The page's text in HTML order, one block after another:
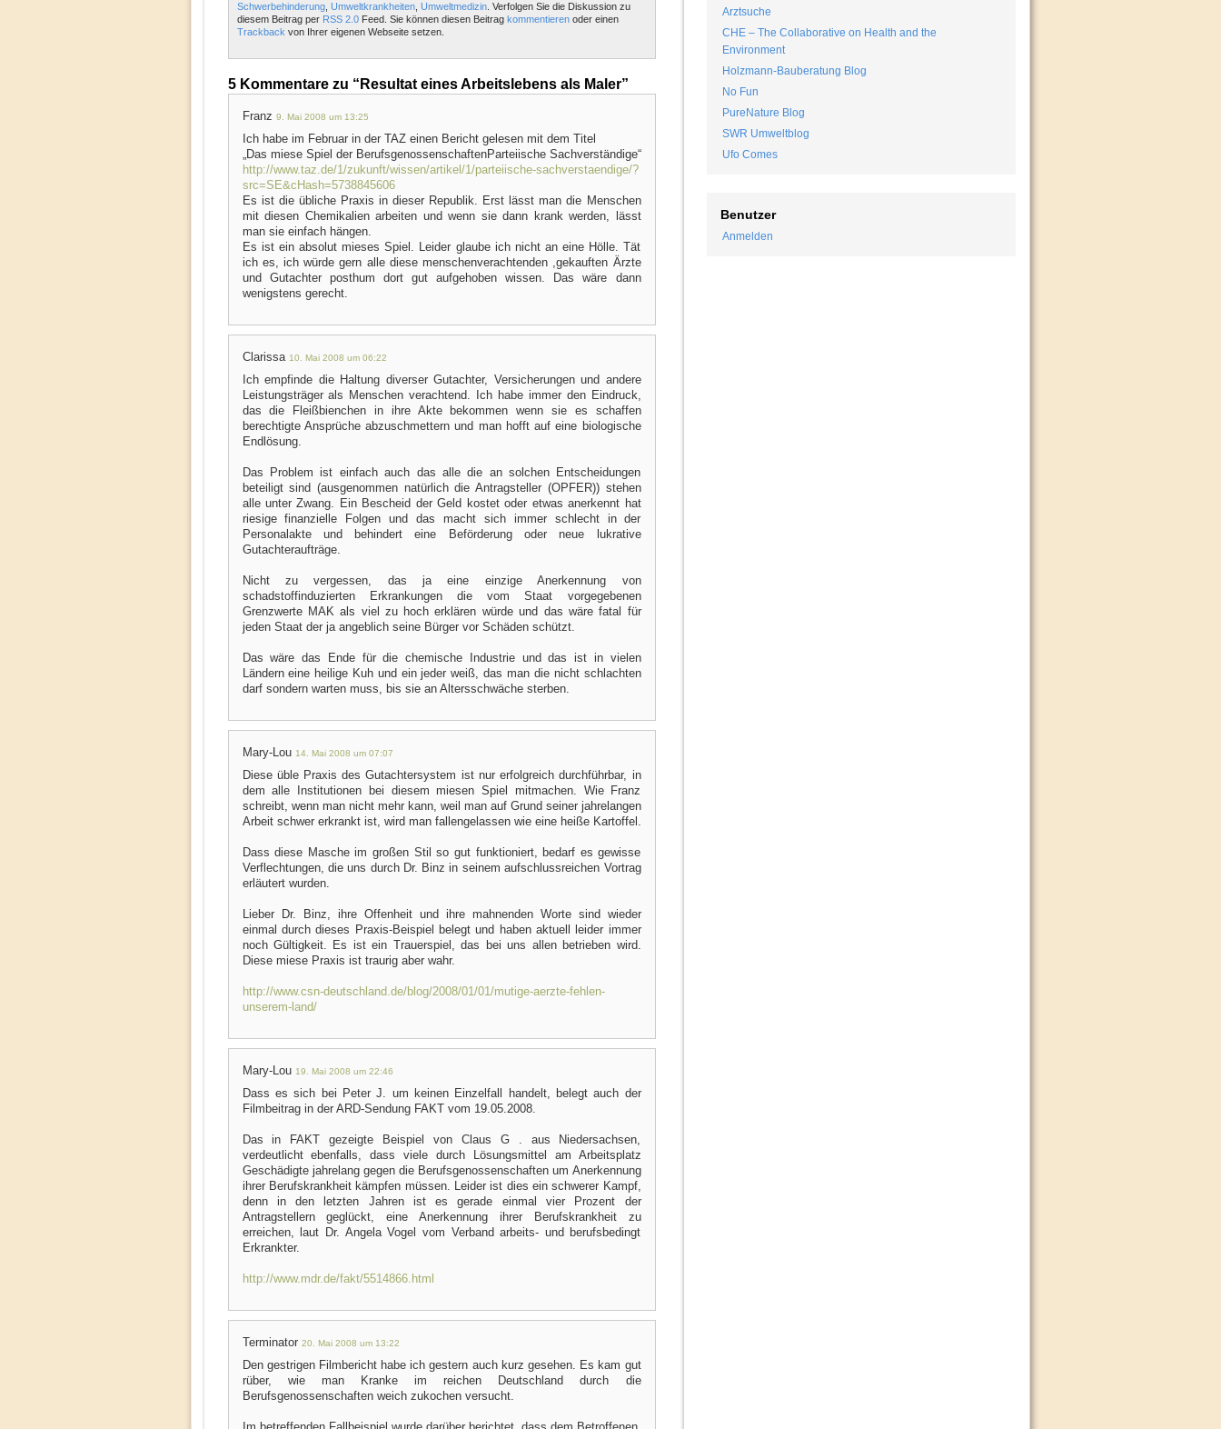
Schwerbehinderung, Umweltkrankheiten, Umweltmedizin. Verfolgen Sie die Diskussion zu
diesem Beitrag per RSS 2.0Feed. Sie können diesen Beitrag kommentierenoder einen
Trackback von Ihrer eigenen Webseite setzen.
5 Kommentare zu “Resultat eines Arbeitslebens als Maler”
Franz 9. Mai 2008 um 13:25
Ich habe im Februar in der TAZ einen Bericht gelesen mit dem Titel
„Das miese Spiel der BerufsgenossenschaftenParteiische Sachverständige“
http://www.taz.de/1/zukunft/wissen/artikel/1/parteiische-sachverstaendige/?
src=SE&cHash=5738845606
Es ist die übliche Praxis in dieser Republik. Erst lässt man die Menschen
mit diesen Chemikalien arbeiten und wenn sie dann krank werden, lässt
man sie einfach hängen.
Es ist ein absolut mieses Spiel. Leider glaube ich nicht an eine Hölle. Tät
ich es, ich würde gern alle diese menschenverachtenden ,gekauften Ärzte
und Gutachter posthum dort gut aufgehoben wissen. Das wäre dann
wenigstens gerecht.
Clarissa 10. Mai 2008 um 06:22
Ich empfinde die Haltung diverser Gutachter, Versicherungen und andere
Leistungsträger als Menschen verachtend. Ich habe immer den Eindruck,
das die Fleißbienchen in ihre Akte bekommen wenn sie es schaffen
berechtigte Ansprüche abzuschmettern und man hofft auf eine biologische
Endlösung.
Das Problem ist einfach auch das alle die an solchen Entscheidungen
beteiligt sind (ausgenommen natürlich die Antragsteller (OPFER)) stehen
alle unter Zwang. Ein Bescheid der Geld kostet oder etwas anerkennt hat
riesige finanzielle Folgen und das macht sich immer schlecht in der
Personalakte und behindert eine Beförderung oder neue lukrative
Gutachteraufträge.
Nicht zu vergessen, das ja eine einzige Anerkennung von
schadstoffinduzierten Erkrankungen die vom Staat vorgegebenen
Grenzwerte MAK als viel zu hoch erklären würde und das wäre fatal für
jeden Staat der ja angeblich seine Bürger vor Schäden schützt.
Das wäre das Ende für die chemische Industrie und das ist in vielen
Ländern eine heilige Kuh und ein jeder weiß, das man die nicht schlachten
darf sondern warten muss, bis sie an Altersschwäche sterben.
Mary-Lou 14. Mai 2008 um 07:07
Diese üble Praxis des Gutachtersystem ist nur erfolgreich durchführbar, in
dem alle Institutionen bei diesem miesen Spiel mitmachen. Wie Franz
schreibt, wenn man nicht mehr kann, weil man auf Grund seiner jahrelangen
Arbeit schwer erkrankt ist, wird man fallengelassen wie eine heiße Kartoffel.
Dass diese Masche im großen Stil so gut funktioniert, bedarf es gewisse
Verflechtungen, die uns durch Dr. Binz in seinem aufschlussreichen Vortrag
erläutert wurden.
Lieber Dr. Binz, ihre Offenheit und ihre mahnenden Worte sind wieder
einmal durch dieses Praxis-Beispiel belegt und haben aktuell leider immer
noch Gültigkeit. Es ist ein Trauerspiel, das bei uns allen betrieben wird.
Diese miese Praxis ist traurig aber wahr.
http://www.csn-deutschland.de/blog/2008/01/01/mutige-aerzte-fehlen-
unserem-land/
Mary-Lou 19. Mai 2008 um 22:46
Dass es sich bei Peter J. um keinen Einzelfall handelt, belegt auch der
Filmbeitrag in der ARD-Sendung FAKT vom 19.05.2008.
Das in FAKT gezeigte Beispiel von Claus G . aus Niedersachsen,
verdeutlicht ebenfalls, dass viele durch Lösungsmittel am Arbeitsplatz
Geschädigte jahrelang gegen die Berufsgenossenschaften um Anerkennung
ihrer Berufskrankheit kämpfen müssen. Leider ist dies ein schwerer Kampf,
denn in den letzten Jahren ist es gerade einmal vier Prozent der
Antragstellern geglückt, eine Anerkennung ihrer Berufskrankheit zu
erreichen, laut Dr. Angela Vogel vom Verband arbeits- und berufsbedingt
Erkrankter.
http://www.mdr.de/fakt/5514866.html
Terminator 20. Mai 2008 um 13:22
Den gestrigen Filmbericht habe ich gestern auch kurz gesehen. Es kam gut
rüber, wie man Kranke im reichen Deutschland durch die
Berufsgenossenschaften weich zukochen versucht.
Arztsuche
CHE – The Collaborative on Health and the
Environment
Holzmann-Bauberatung Blog
No Fun
PureNature Blog
SWR Umweltblog
Ufo Comes
Benutzer
Anmelden